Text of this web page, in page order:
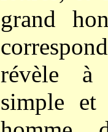
grand
révèle à
simple et